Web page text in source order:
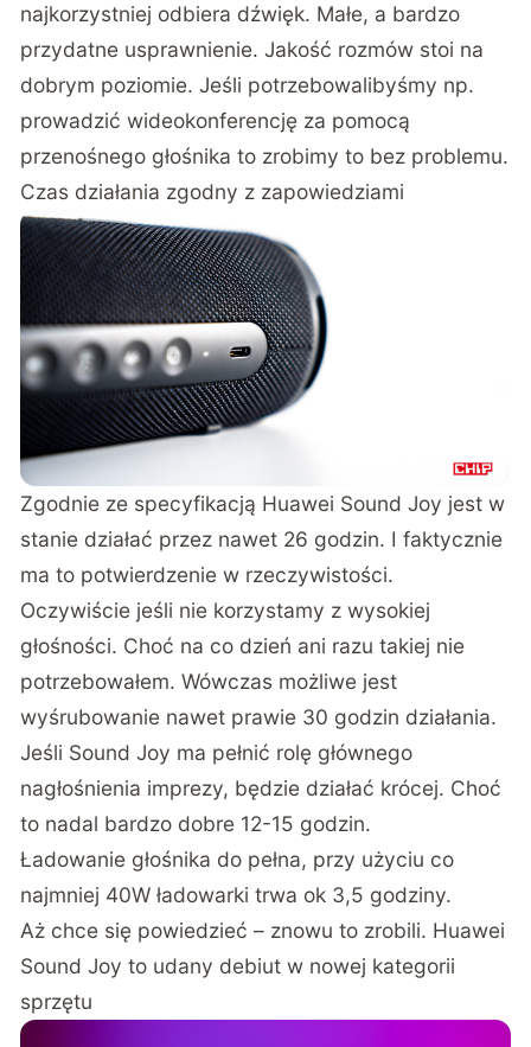
najkorzystniej odbiera dźwięk. Małe, a bardzo
przydatne usprawnienie. Jakość rozmów stoi na
dobrym poziomie. Jeśli potrzebowalibyśmy np.
prowadzić wideokonferencję za pomocą
przenośnego głośnika to zrobimy to bez problemu.
Czas działania zgodny z zapowiedziami
Zgodnie ze specyfikacją Huawei Sound Joy jest w
stanie działać przez nawet 26 godzin. I faktycznie
ma to potwierdzenie w rzeczywistości.
Oczywiście jeśli nie korzystamy z wysokiej
głośności. Choć na co dzień ani razu takiej nie
potrzebowałem. Wówczas możliwe jest
wyśrubowanie nawet prawie 30 godzin działania.
Jeśli Sound Joy ma pełnić rolę głównego
nagłośnienia imprezy, będzie działać krócej. Choć
to nadal bardzo dobre 12-15 godzin.
Ładowanie głośnika do pełna, przy użyciu co
najmniej 40W ładowarki trwa ok 3,5 godziny.
Aż chce się powiedzieć – znowu to zrobili. Huawei
Sound Joy to udany debiut w nowej kategorii
sprzętu